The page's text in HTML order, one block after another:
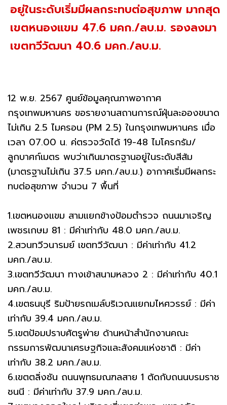
อยู่ในระดับเริ่มมีผลกระทบต่อสุขภาพ มากสุด
เขตหนองแขม 47.6 มคก./ลบ.ม. รองลงมา
เขตทวีวัฒนา 40.6 มคก./ลบ.ม.
12 พ.ย. 2567 ศูนย์ข้อมูลคุณภาพอากาศ
กรุงเทพมหานคร ขอรายงานสถานการณ์ฝุ่นละอองขนาด
ไม่เกิน 2.5 ไมครอน (PM 2.5) ในกรุงเทพมหานคร เมื่อ
เวลา 07.00 น. ค่ตรวจวัดได้ 19-48 ไมโครกรัม/
ลูกบาศก์เมตร พบว่าเกินมาตรฐานอยู่ในระดับสีส้ม
(มาตรฐานไม่เกิน 37.5 มคก./ลบ.ม.) อากาศเริ่มมีผลกระ
ทบต่อสุขภาพ จำนวน 7 พื้นที่
1.เขตหนองแขม สามแยกข้างป้อมตำรวจ ถนนมาเจริญ
เพชรเกษม 81 : มีค่าเท่ากับ 48.0 มคก./ลบ.ม.
2.สวนทวีวนารมย์ เขตทวีวัฒนา : มีค่าเท่ากับ 41.2
มคก./ลบ.ม.
3.เขตทวีวัฒนา ทางเข้าสนามหลวง 2 : มีค่าเท่ากับ 40.1
มคก./ลบ.ม.
4.เขตธนบุรี ริมป้ายรถเมล์บริเวณแยกมไหศวรรย์ : มีค่า
เท่ากับ 39.4 มคก./ลบ.ม.
5.เขตป้อมปราบศัตรูพ่าย ด้านหน้าสำนักงานคณะ
กรรมการพัฒนาเศรษฐกิจและสังคมแห่งชาติ : มีค่า
เท่ากับ 38.2 มคก./ลบ.ม.
6.เขตตลิ่งชัน ถนนพุทธมณฑลสาย 1 ตัดกับถนนบรมราช
ชนนี : มีค่าเท่ากับ 37.9 มคก./ลบ.ม.